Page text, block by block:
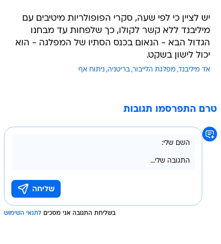
יש לציין כי לפי שעה, סקרי הפופולריות מיטיבים עם
מיליבנד ללא קשר לקולו, כך שלפחות עד מבחנו
הגדול הבא - הנאום בכנס הסתיו של המפלגה - הוא
יכול לישון בשקט.
אד מיליבנד מפלגת הלייבור בריטניה ניתוח אף
טרם התפרסמו תגובות
בשליחת התגובה אני מסכים לתנאי השימוש